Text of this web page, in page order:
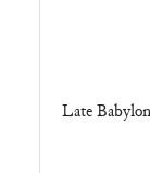
Late